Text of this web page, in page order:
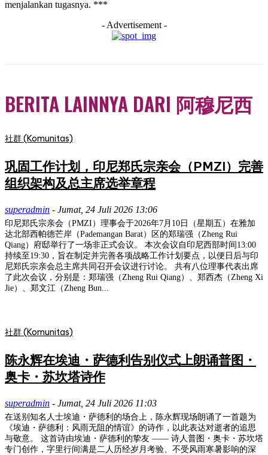
menjalankan tugasnya. ***
- Advertisement -
BERITA LAINNYA DARI 阿穆尼西
社群 (Komunitas)
巩固工作计划，印尼郑氏宗亲会（PMZI）完善
组织架构及总主席选举章程
superadmin - Jumat, 24 Juli 2026 13:06
印尼郑氏宗亲会（PMZI）理事会于2026年7月10日（星期五）在雅加
达北部西帕德芒岸（Pademangan Barat）区的郑瑞强（Zheng Rui
Qiang）府邸举行了一场非正式会议。 本次会议自印尼西部时间13:00
持续至19:30，旨在制定并完善各项战略工作计划要点，以便日后与印
尼郑氏宗亲会总主席共同召开会议进行讨论。 共有八位理事代表出席
了此次会议，分别是：郑瑞强（Zheng Rui Qiang）、郑西杰（Zheng Xi
Jie）、郑文江（Zheng Bun...
社群 (Komunitas)
陈永辉在埃迪・萨德利告别仪式上朗诵普图・
奥卡・苏坎塔诗作
superadmin - Jumat, 24 Juli 2026 11:03
在送别知名人士埃迪・萨德利的场合上，陈永辉现场朗诵了一首题为
《埃迪・萨德利：风雨无阻的情谊》的诗作，以此表达对逝者的追思
与敬意。 这首诗由埃迪・萨德利的挚友 —— 诗人普图・奥卡・苏坎塔
专门创作，字里行间满是二人历经岁月考验、不受风雨寒暑影响的深